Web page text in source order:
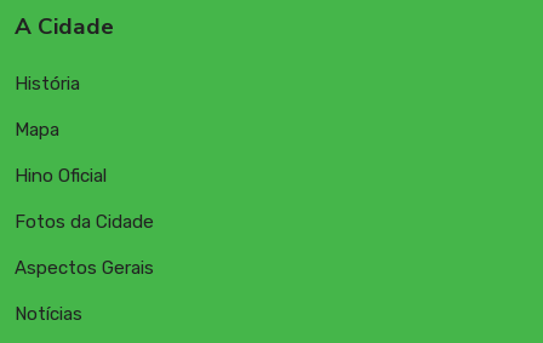
A Cidade
História
Mapa
Hino Oficial
Fotos da Cidade
Aspectos Gerais
Notícias